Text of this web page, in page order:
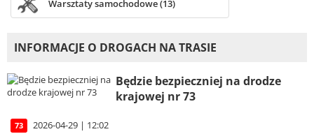
Warsztaty samochodowe (13)
INFORMACJE O DROGACH NA TRASIE
Będzie bezpieczniej na drodze
krajowej nr 73
73 2026-04-29 | 12:02